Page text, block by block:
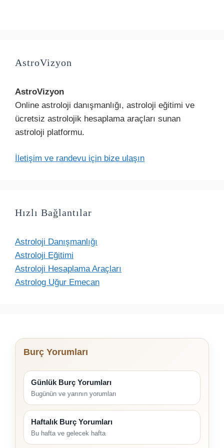
AstroVizyon
AstroVizyon
Online astroloji danışmanlığı, astroloji eğitimi ve
ücretsiz astrolojik hesaplama araçları sunan
astroloji platformu.
İletişim ve randevu için bize ulaşın
Hızlı Bağlantılar
Astroloji Danışmanlığı
Astroloji Eğitimi
Astroloji Hesaplama Araçları
Astrolog Uğur Emecan
Burç Yorumları
Günlük Burç Yorumları
Bugünün ve yarının yorumları
Haftalık Burç Yorumları
Bu hafta ve gelecek hafta